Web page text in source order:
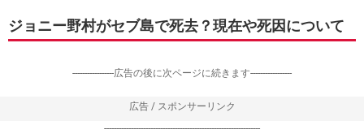
ジョニー野村がセブ島で死去？現在や死因について
-----------------広告の後に次ページに続きます-----------------
広告 / スポンサーリンク
----------------------------------------------------------------